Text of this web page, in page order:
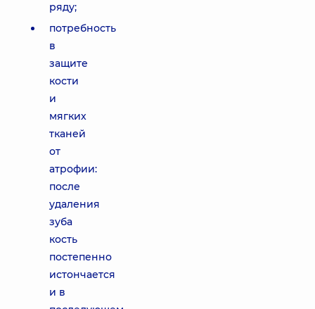
ряду;
потребность
в
защите
кости
и
мягких
тканей
от
атрофии:
после
удаления
зуба
кость
постепенно
истончается
и в